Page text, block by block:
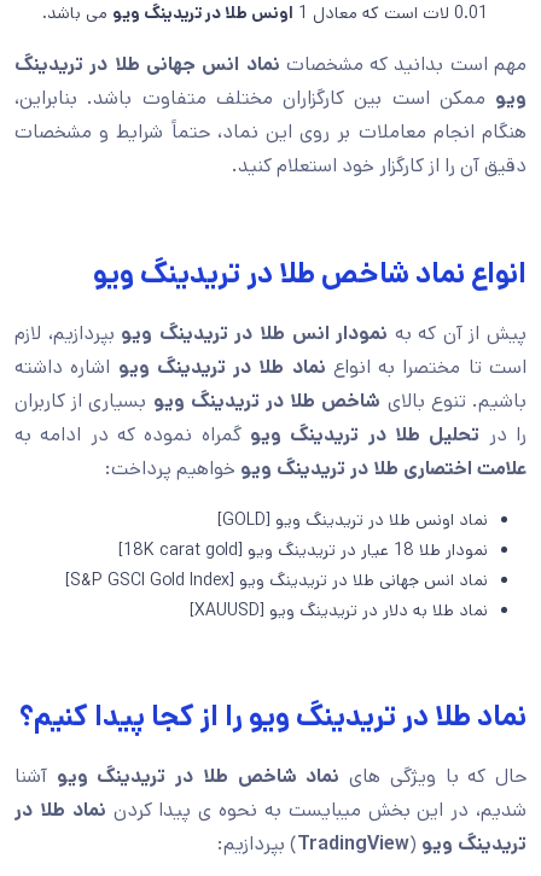
0.01 لات است که معادل 1
اونس طلا در تریدینگ ویو می باشد.
مهم است بدانید که مشخصات نماد انس جهانی طلا در تریدینگ
ویو ممکن است بین کارگزاران مختلف متفاوت باشد. بنابراین،
هنگام انجام معاملات بر روی این نماد، حتماً شرایط و مشخصات
دقیق آن را از کارگزار خود استعلام کنید.
انواع نماد شاخص طلا در تریدینگ ویو
پیش از آن که به نمودار انس طلا در تریدینگ ویو بپردازیم، لازم
است تا مختصرا به انواع نماد طلا در تریدینگ ویو اشاره داشته
باشیم. تنوع بالای شاخص طلا در تریدینگ ویو بسیاری از کاربران
را در تحلیل طلا در تریدینگ ویوگمراه نموده که در ادامه به
علامت اختصاری طلا در تریدینگ ویو خواهیم پرداخت:
نماد اونس طلا در تریدینگ ویو [GOLD]
نمودار طلا 18 عیار در تریدینگ ویو [18K carat gold]
نماد انس جهانی طلا در تریدینگ ویو [S&P GSCI Gold Index]
نماد طلا به دلار در تریدینگ ویو [XAUUSD]
نماد طلا در تریدینگ ویو را از کجا پیدا کنیم؟
حال که با ویژگی های نماد شاخص طلا در تریدینگ ویو آشنا
شدیم، در این بخش میبایست به نحوه ی پیدا کردن نماد طلا در
تریدینگ ویو (
TradingView) بپردازیم: